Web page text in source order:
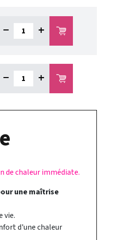
− +
− +
de chaleur immédiate.
une maîtrise
vie.
d'une chaleur